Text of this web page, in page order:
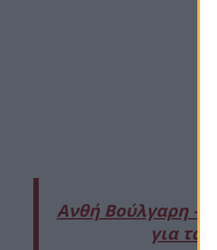
Ανθή Βούλγαρη –
για τα